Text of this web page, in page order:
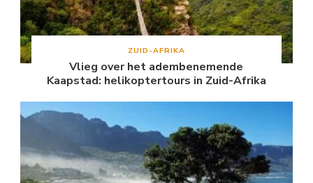
ZUID-AFRIKA
Vlieg over het adembenemende
Kaapstad: helikoptertours in Zuid-Afrika